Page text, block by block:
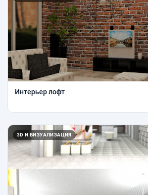
Интерьер лофт
3D И ВИЗУАЛИЗАЦИЯ